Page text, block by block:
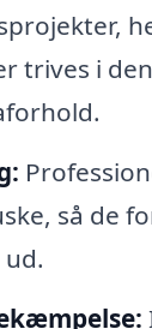
trives i
så de